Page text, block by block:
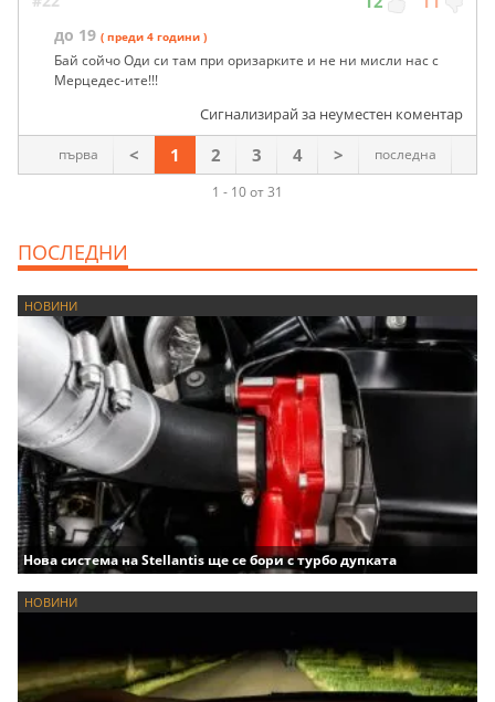
до 19 ( преди 4 години )
Бай сойчо Оди си там при оризарките и не ни мисли нас с
Мерцедес-ите!!!
Сигнализирай за неуместен коментар
1 - 10 от 31
първа < 1 2 3 4 > последна
ПОСЛЕДНИ
НОВИНИ
Нова система на Stellantis ще се бори с турбо дупката
НОВИНИ